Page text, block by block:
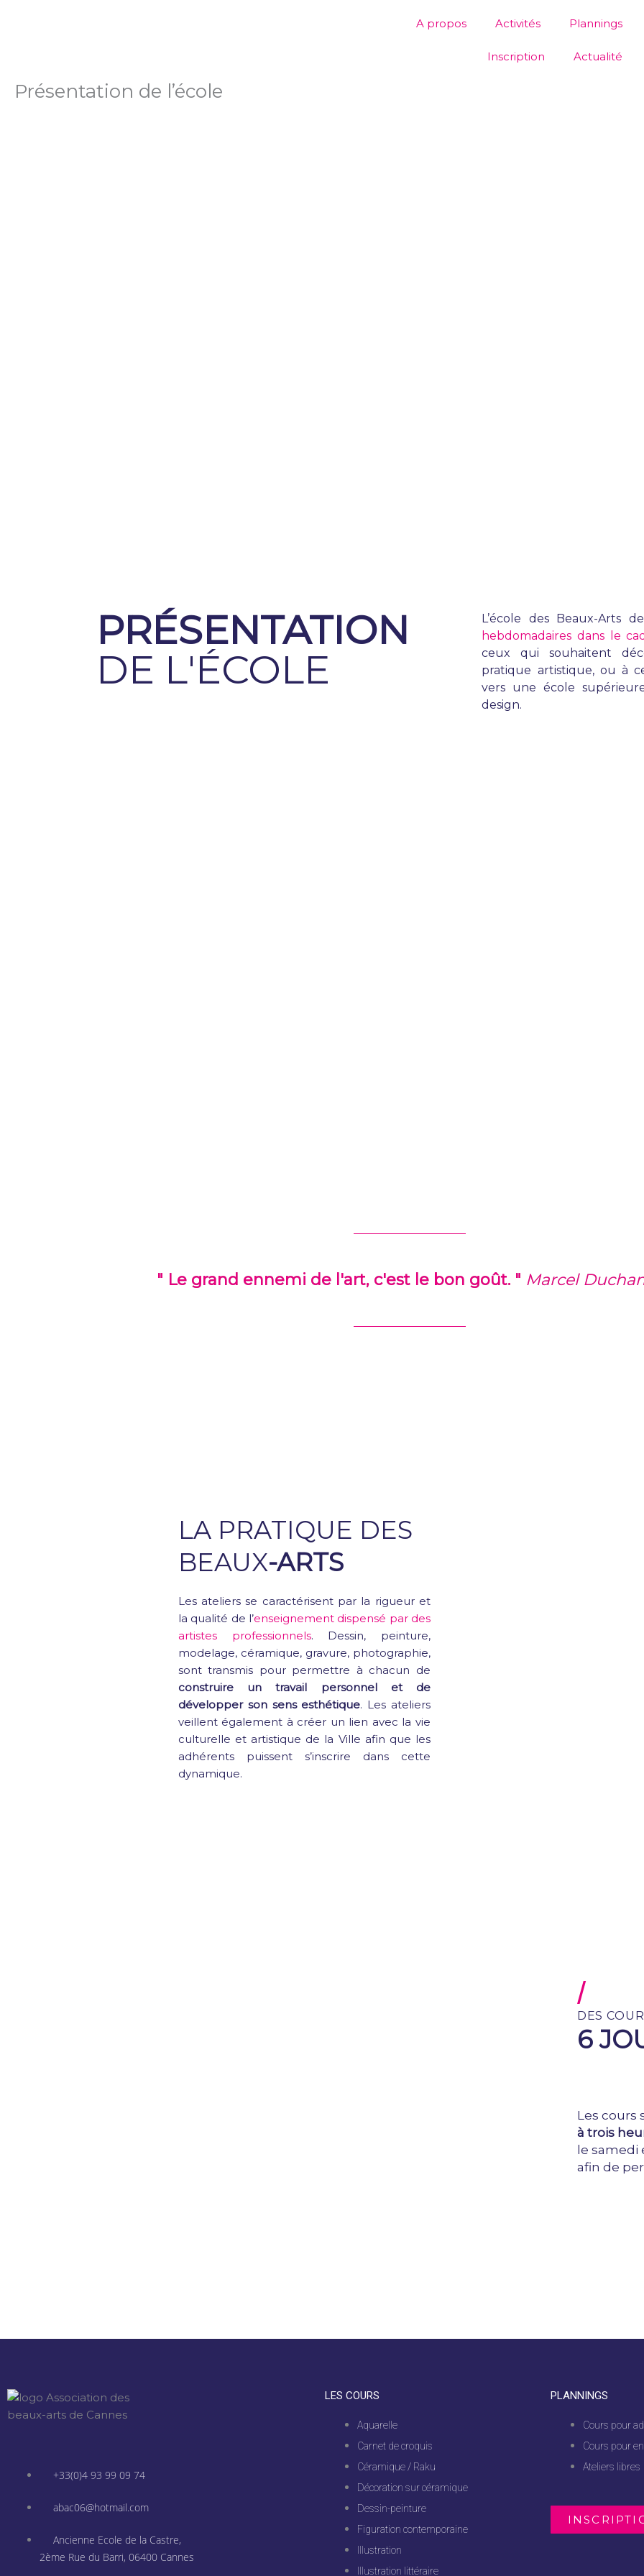
A propos Activités Plannings
Inscription Actualité
Présentation de l’école
PRÉSENTATION
DE L'ÉCOLE
L’école des Beaux-Arts
hebdomadaires dans le
ceux qui souhaitent
pratique artistique, ou à
vers une école
design.
" Le grand ennemi de l'art, c'est le bon goût. " Marcel
LA PRATIQUE DES
BEAUX-ARTS
Les ateliers se caractérisent par la rigueur et
la qualité de l’enseignement dispensé par des
artistes professionnels. Dessin, peinture,
modelage, céramique, gravure, photographie,
sont transmis pour permettre à chacun de
construire un travail personnel et de
développer son sens esthétique. Les ateliers
veillent également à créer un lien avec la vie
culturelle et artistique de la Ville afin que les
adhérents puissent s’inscrire dans cette
dynamique.
/
DES
6
Les cours
à trois
le samedi
afin de
+33(0)4 93 99 09 74
abac06@hotmail.com
Ancienne Ecole de la Castre,
2ème Rue du Barri, 06400 Cannes
LES COURS
Aquarelle
Carnet de croquis
Céramique / Raku
Décoration sur céramique
Dessin-peinture
Figuration contemporaine
Illustration
Illustration littéraire
PLANNINGS
Cours pour
Cours pour
Ateliers libres